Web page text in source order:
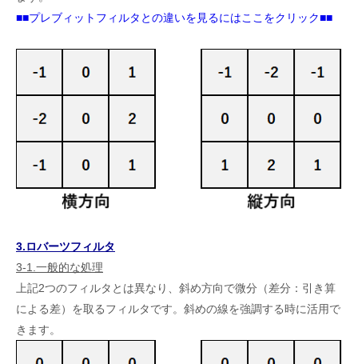
■■プレブィットフィルタとの違いを見るにはここをクリック■■
3.ロバーツフィルタ
3-1.一般的な処理
上記2つのフィルタとは異なり、斜め方向で微分（差分：引き算
による差）を取るフィルタです。斜めの線を強調する時に活用で
きます。